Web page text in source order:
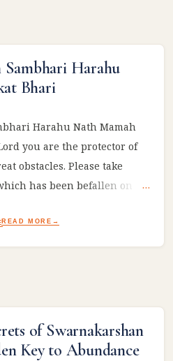
Sambhari Harahu
Bhari
Harahu Nath Mamah
you are the protector of
obstacles. Please take
has been befallen on
READ MORE
of Swarnakarshan
Key to Abundance